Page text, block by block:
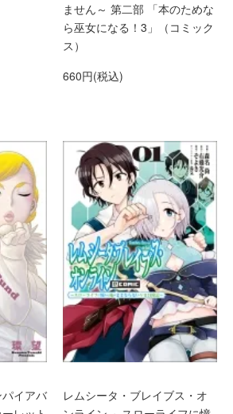
ません～ 第二部 「本のためな
ら巫女になる！3」（コミック
ス）
660円(税込)
イアバ
レムシータ・ブレイブス・オ